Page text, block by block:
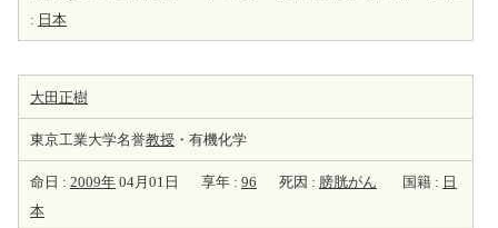
: 日本
大田正樹
東京工業大学名誉教授 ・有機化学
命日 : 2009年 04月01日 享年 : 96 死因 : 膀胱がん 国籍 : 日
本